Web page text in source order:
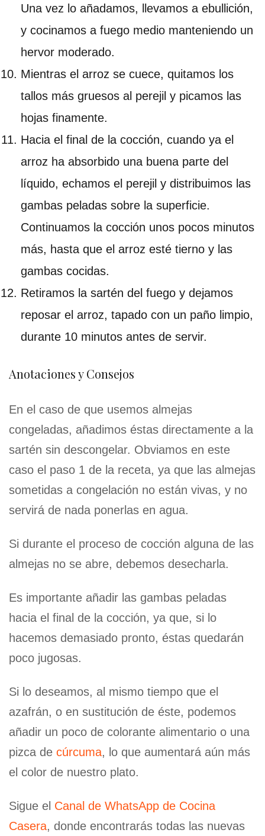
Una vez lo añadamos, llevamos a ebullición,
y cocinamos a fuego medio manteniendo un
hervor moderado.
Mientras el arroz se cuece, quitamos los
tallos más gruesos al perejil y picamos las
hojas finamente.
Hacia el final de la cocción, cuando ya el
arroz ha absorbido una buena parte del
líquido, echamos el perejil y distribuimos las
gambas peladas sobre la superficie.
Continuamos la cocción unos pocos minutos
más, hasta que el arroz esté tierno y las
gambas cocidas.
Retiramos la sartén del fuego y dejamos
reposar el arroz, tapado con un paño limpio,
durante 10 minutos antes de servir.
Anotaciones y Consejos
En el caso de que usemos almejas
congeladas, añadimos éstas directamente a la
sartén sin descongelar. Obviamos en este
caso el paso 1 de la receta, ya que las almejas
sometidas a congelación no están vivas, y no
servirá de nada ponerlas en agua.
Si durante el proceso de cocción alguna de las
almejas no se abre, debemos desecharla.
Es importante añadir las gambas peladas
hacia el final de la cocción, ya que, si lo
hacemos demasiado pronto, éstas quedarán
poco jugosas.
Si lo deseamos, al mismo tiempo que el
azafrán, o en sustitución de éste, podemos
añadir un poco de colorante alimentario o una
pizca de cúrcuma, lo que aumentará aún más
el color de nuestro plato.
Sigue el Canal de WhatsApp de Cocina
Casera, donde encontrarás todas las nuevas